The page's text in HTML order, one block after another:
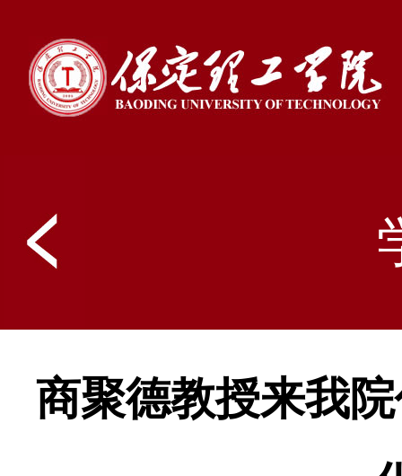
商聚德教授来我